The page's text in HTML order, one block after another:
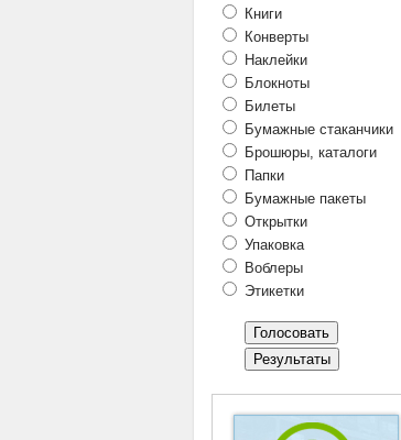
Книги
Конверты
Наклейки
Блокноты
Билеты
Бумажные стаканчики
Брошюры, каталоги
Папки
Бумажные пакеты
Открытки
Упаковка
Воблеры
Этикетки